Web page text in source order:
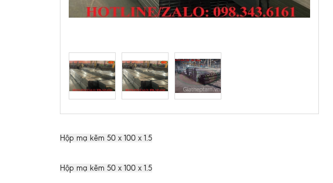
Hộp mạ kẽm 50 x 100 x 1.5
Hộp mạ kẽm 50 x 100 x 1.5